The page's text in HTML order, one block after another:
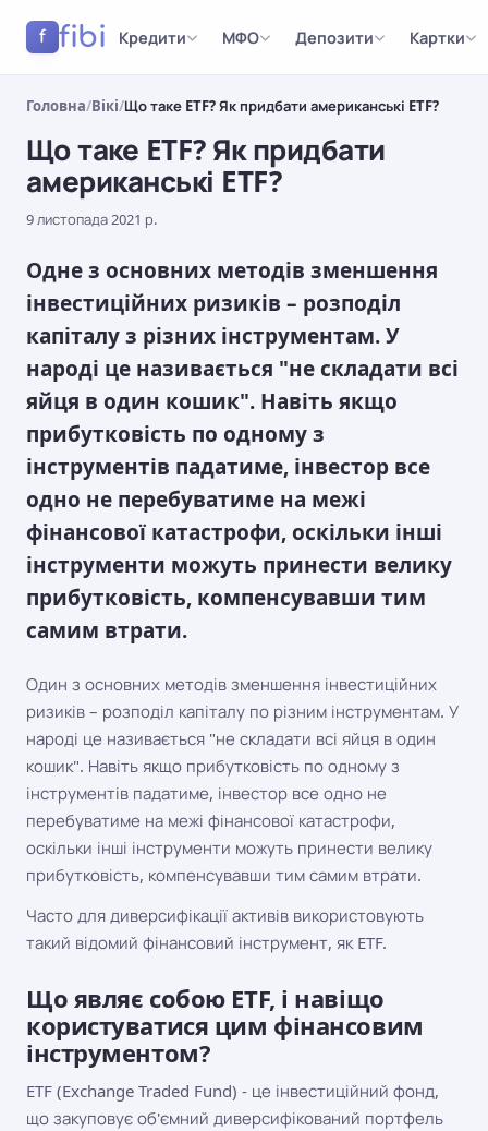
f fibi Кредити МФО Депозити Картки
Головна/Вікі/Що таке ETF? Як придбати американські ETF?
Що таке ETF? Як придбати
американські ETF?
9 листопада 2021 р.
Одне з основних методів зменшення
інвестиційних ризиків – розподіл
капіталу з різних інструментам. У
народі це називається "не складати всі
яйця в один кошик". Навіть якщо
прибутковість по одному з
інструментів падатиме, інвестор все
одно не перебуватиме на межі
фінансової катастрофи, оскільки інші
інструменти можуть принести велику
прибутковість, компенсувавши тим
самим втрати.
Один з основних методів зменшення інвестиційних
ризиків – розподіл капіталу по різним інструментам. У
народі це називається "не складати всі яйця в один
кошик". Навіть якщо прибутковість по одному з
інструментів падатиме, інвестор все одно не
перебуватиме на межі фінансової катастрофи,
оскільки інші інструменти можуть принести велику
прибутковість, компенсувавши тим самим втрати.
Часто для диверсифікації активів використовують
такий відомий фінансовий інструмент, як ETF.
Що являє собою ETF, і навіщо
користуватися цим фінансовим
інструментом?
ETF (Exchange Traded Fund) - це інвестиційний фонд,
що закуповує об'ємний диверсифікований портфель